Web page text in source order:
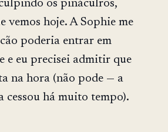
os pináculros,
vemos hoje. A Sophie me
poderia entrar em
e eu precisei admitir que
na hora (não pode — a
cessou há muito tempo).